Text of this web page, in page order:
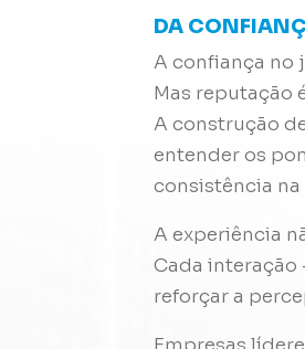
DA
A confiança no
Mas reputação
A construção
entender os
consistência na
A experiência
Cada
reforçar a